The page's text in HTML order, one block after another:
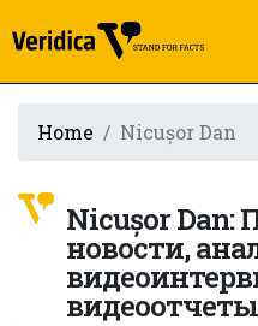
Home Nicușor Dan
Nicușor Dan:
новости,
видеоотчеты